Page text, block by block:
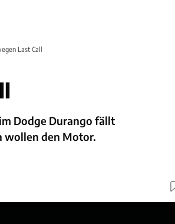
Last Call
Dodge Durango fällt
wollen den Motor.